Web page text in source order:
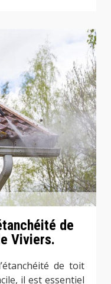
de
Viviers.
de toit
il est essentiel